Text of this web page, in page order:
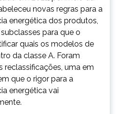
novas regras para a
energética dos produtos,
para que o
quais os modelos de
da classe A. Foram
reclassificações, uma em
que o rigor para a
energética vai